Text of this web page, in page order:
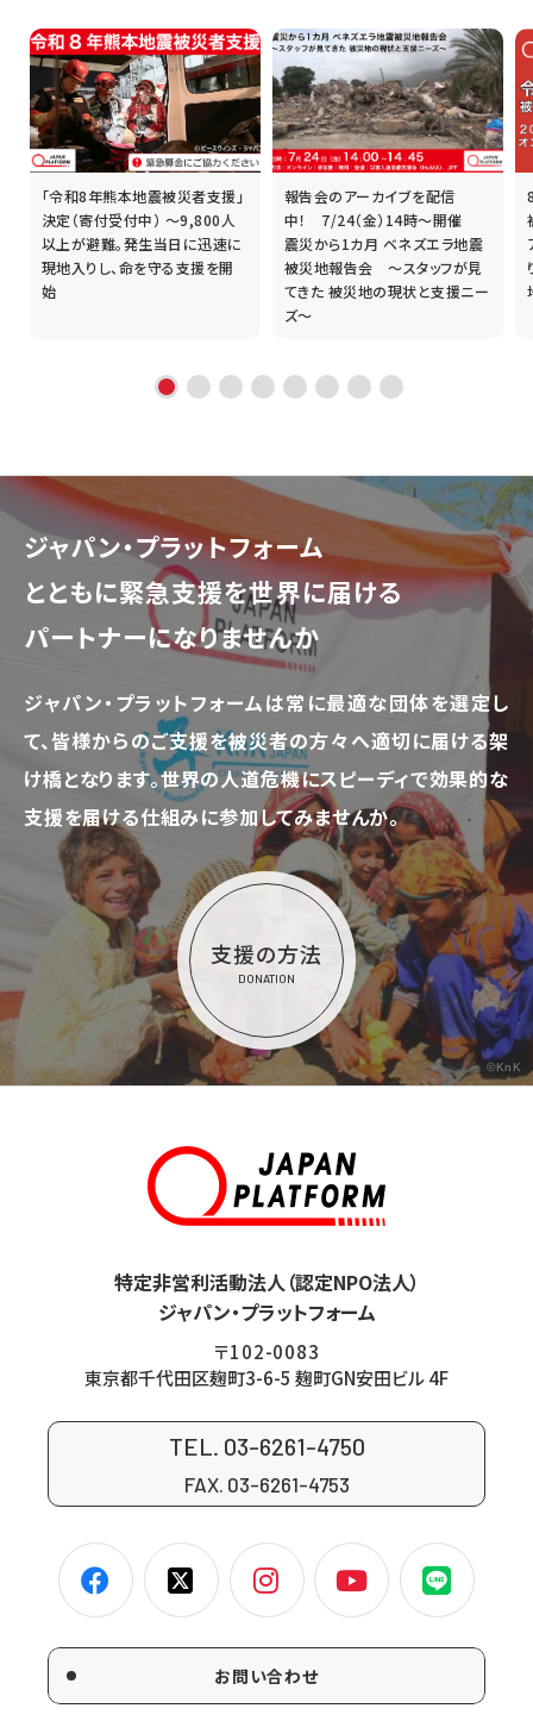
「令和8年熊本地震被災者支援」
決定（寄付受付中） ～9,800人
以上が避難。発生当日に迅速に
現地入りし、命を守る支援を開
始
報告会のアーカイブを配信
中！ 7/24（金）14時～開催
震災から1カ月 ベネズエラ地震
被災地報告会 ～スタッフが見
てきた 被災地の現状と支援ニー
ズ～
ジャパン・プラットフォーム
とともに緊急支援を世界に届ける
パートナーになりませんか
ジャパン・プラットフォームは常に最適な団体を選定し
て、皆様からのご支援を被災者の方々へ適切に届ける架
け橋となります。世界の人道危機にスピーディで効果的な
支援を届ける仕組みに参加してみませんか。
支援の方法
DONATION
©KnK
特定非営利活動法人（認定NPO法人）
ジャパン・プラットフォーム
〒102-0083
東京都千代田区麹町3-6-5 麹町GN安田ビル 4F
TEL. 03-6261-4750
FAX. 03-6261-4753
お問い合わせ